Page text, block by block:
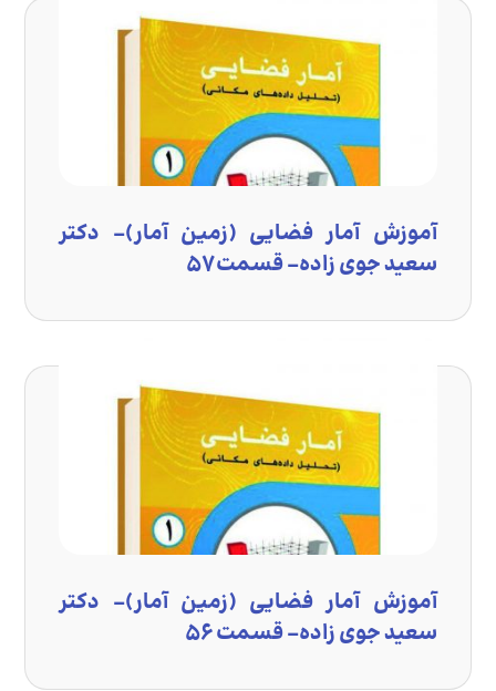
آموزش آمار فضایی (زمین آمار)- دکتر
سعید جوی زاده- قسمت ۵۷
آموزش آمار فضایی (زمین آمار)- دکتر
سعید جوی زاده- قسمت ۵۶